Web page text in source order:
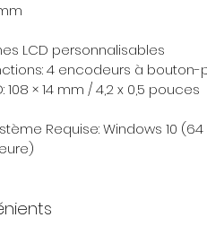
LCD personnalisables
4 encodeurs à bouton-
108 × 14 mm / 4,2 x 0,5 pouces
Requise: Windows 10 (64